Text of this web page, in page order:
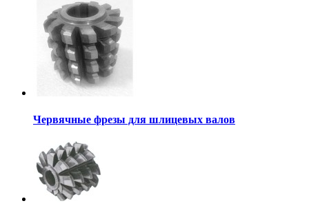
Червячные фрезы для шлицевых валов